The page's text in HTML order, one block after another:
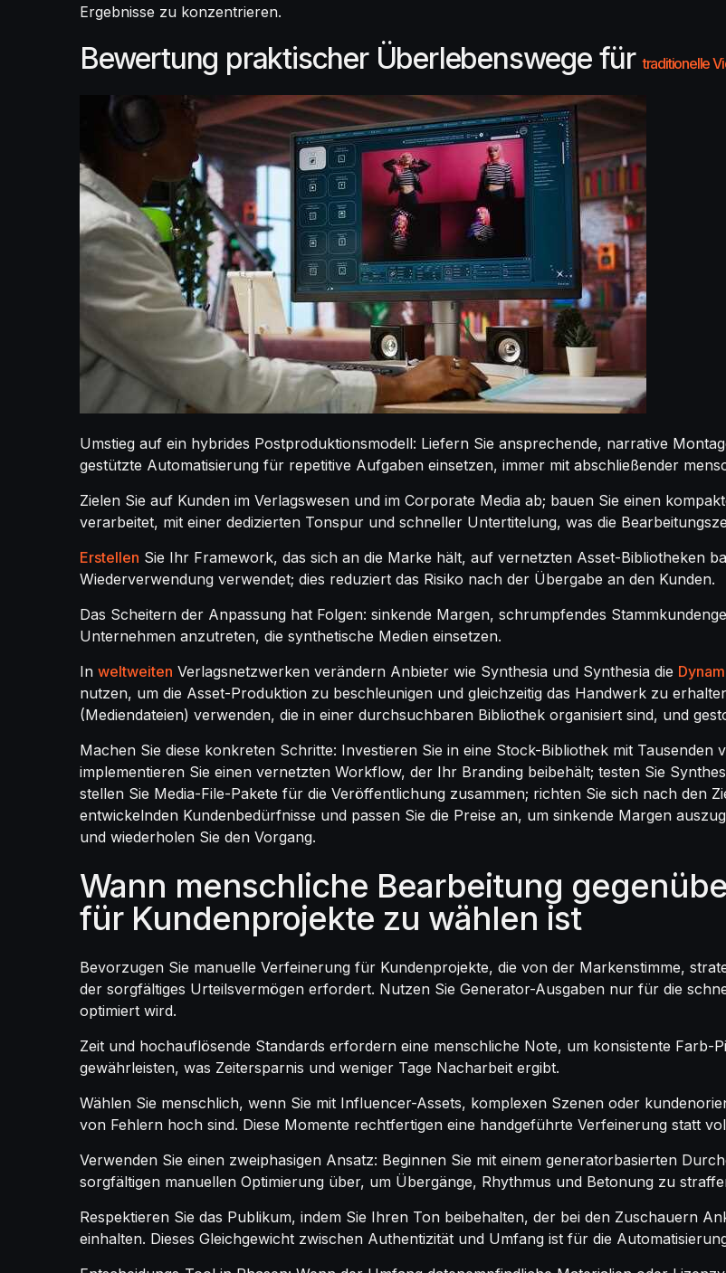
Ergebnisse zu konzentrieren.
Bewertung praktischer Überlebenswege fürtraditionelle
Umstieg auf ein hybrides Postproduktionsmodell: Liefern Sie ansprechende, narrative
gestützte Automatisierung für repetitive Aufgaben einsetzen, immer mit abschließender
Zielen Sie auf Kunden im Verlagswesen und im Corporate Media ab; bauen Sie einen
verarbeitet, mit einer dedizierten Tonspur und schneller Untertitelung, was die
Erstellen Sie Ihr Framework, das sich an die Marke hält, auf vernetzten Asset-Bibliotheken
Wiederverwendung verwendet; dies reduziert das Risiko nach der Übergabe an den Kunden.
Das Scheitern der Anpassung hat Folgen: sinkende Margen, schrumpfendes
Unternehmen anzutreten, die synthetische Medien einsetzen.
In weltweiten Verlagsnetzwerken verändern Anbieter wie Synthesia und Synthesia die
nutzen, um die Asset-Produktion zu beschleunigen und gleichzeitig das Handwerk zu
(Mediendateien) verwenden, die in einer durchsuchbaren Bibliothek organisiert sind, und
Machen Sie diese konkreten Schritte: Investieren Sie in eine Stock-Bibliothek mit Tausenden
implementieren Sie einen vernetzten Workflow, der Ihr Branding beibehält; testen Sie
stellen Sie Media-File-Pakete für die Veröffentlichung zusammen; richten Sie sich nach den
entwickelnden Kundenbedürfnisse und passen Sie die Preise an, um sinkende Margen
und wiederholen Sie den Vorgang.
Wann menschliche Bearbeitung
für Kundenprojekte zu wählen ist
Bevorzugen Sie manuelle Verfeinerung für Kundenprojekte, die von der Markenstimme,
der sorgfältiges Urteilsvermögen erfordert. Nutzen Sie Generator-Ausgaben nur für die
optimiert wird.
Zeit und hochauflösende Standards erfordern eine menschliche Note, um konsistente
gewährleisten, was Zeitersparnis und weniger Tage Nacharbeit ergibt.
Wählen Sie menschlich, wenn Sie mit Influencer-Assets, komplexen Szenen oder
von Fehlern hoch sind. Diese Momente rechtfertigen eine handgeführte Verfeinerung statt
Verwenden Sie einen zweiphasigen Ansatz: Beginnen Sie mit einem generatorbasierten
sorgfältigen manuellen Optimierung über, um Übergänge, Rhythmus und Betonung zu
Respektieren Sie das Publikum, indem Sie Ihren Ton beibehalten, der bei den Zuschauern
einhalten. Dieses Gleichgewicht zwischen Authentizität und Umfang ist für die